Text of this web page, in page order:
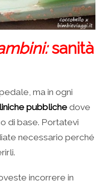
sanità
ma in ogni
pubbliche dove
di base. Portatevi
necessario perché
incorrere in